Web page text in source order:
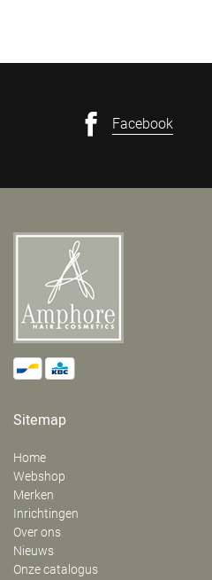
Facebook
Sitemap
Home
Webshop
Merken
Inrichtingen
Over ons
Nieuws
Onze catalogus